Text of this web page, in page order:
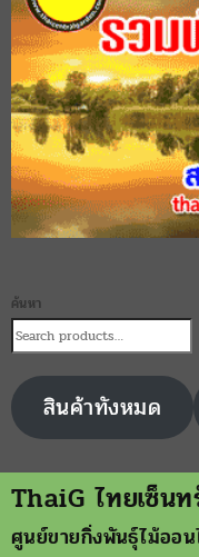
ค้นหา
สินค้าทังหมด
ThaiG ไทยเซ็นท
ศูนย์ขายกิ่งพันธุ์ไม้ออ